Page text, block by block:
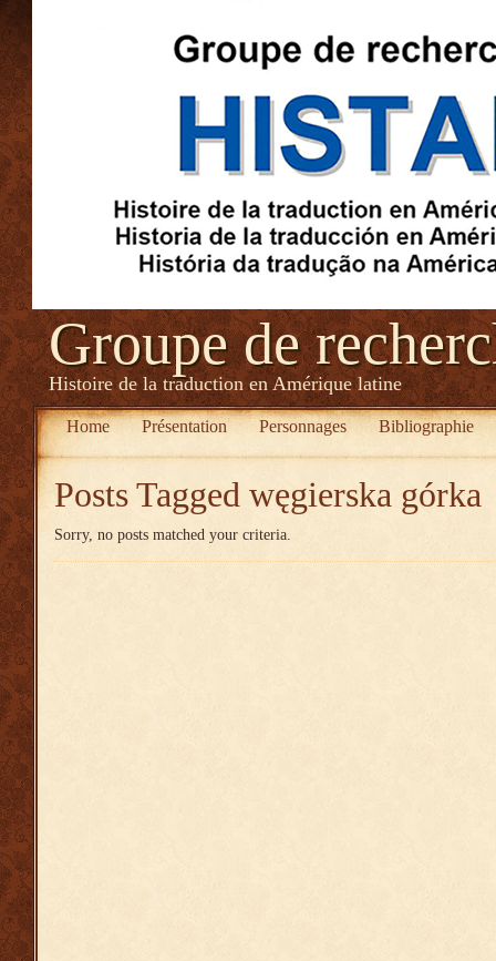
Groupe de
Histoire de la traduction en Amérique latine
Home Présentation Personnages Bibliographie
Posts Tagged węgierska górka
Sorry, no posts matched your criteria.